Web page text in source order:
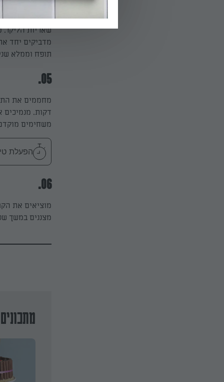
שאריות הליקר.
מדביקים יחד
תופח וממלא
05.
משחימים
הפעלת טיימר
06.
מוציאים את
מצננים במשך